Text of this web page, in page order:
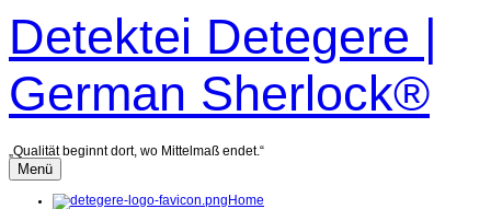
Inhalt
überspringen
Detektei Detegere |
German Sherlock®
„Qualität beginnt dort, wo Mittelmaß endet.“
Menü
Home